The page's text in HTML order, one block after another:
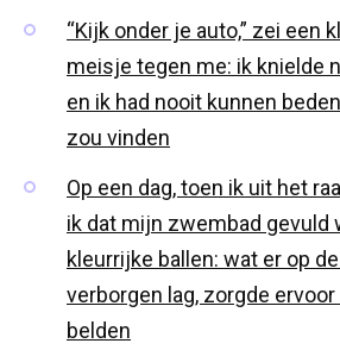
“Kijk onder je auto,” zei een
meisje tegen me: ik knielde
en ik had nooit kunnen
zou vinden
Op een dag, toen ik uit het
ik dat mijn zwembad gevuld
kleurrijke ballen: wat er op
verborgen lag, zorgde
belden